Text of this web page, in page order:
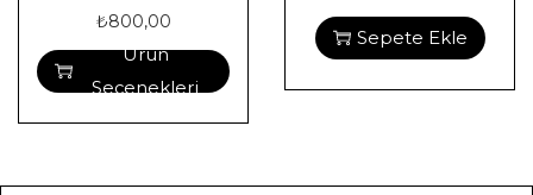
₺800,00
Ürün
Seçenekleri
Sepete Ekle